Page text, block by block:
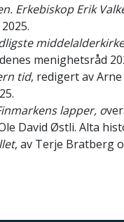
Erkebiskop Erik
menighetsråd
tid, redigert av
lapper, o
David Østli. Alta
, av Terje Bratberg